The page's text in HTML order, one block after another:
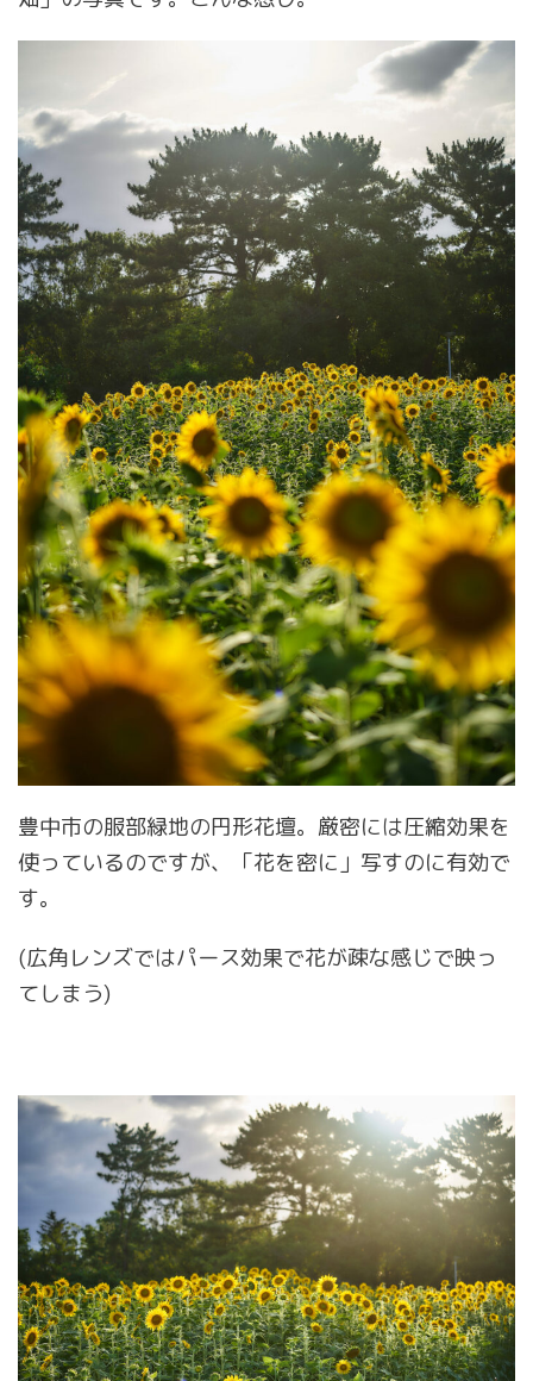
豊中市の服部緑地の円形花壇。厳密には圧縮効果を
使っているのですが、「花を密に」写すのに有効で
す。
(広角レンズではパース効果で花が疎な感じで映っ
てしまう)